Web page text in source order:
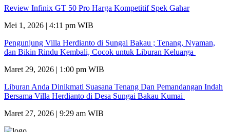
Review Infinix GT 50 Pro Harga Kompetitif Spek Gahar
Mei 1, 2026 | 4:11 pm WIB
Pengunjung Villa Herdianto di Sungai Bakau ; Tenang, Nyaman,
dan Bikin Rindu Kembali, Cocok untuk Liburan Keluarga
Maret 29, 2026 | 1:00 pm WIB
Liburan Anda Dinikmati Suasana Tenang Dan Pemandangan Indah
Bersama Villa Herdianto di Desa Sungai Bakau Kumai
Maret 27, 2026 | 9:29 am WIB